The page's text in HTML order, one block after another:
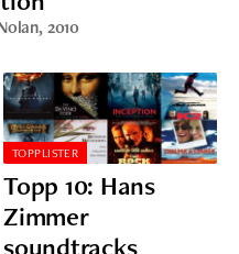
, 2010
TOPPLISTER
Topp 10: Hans
Zimmer